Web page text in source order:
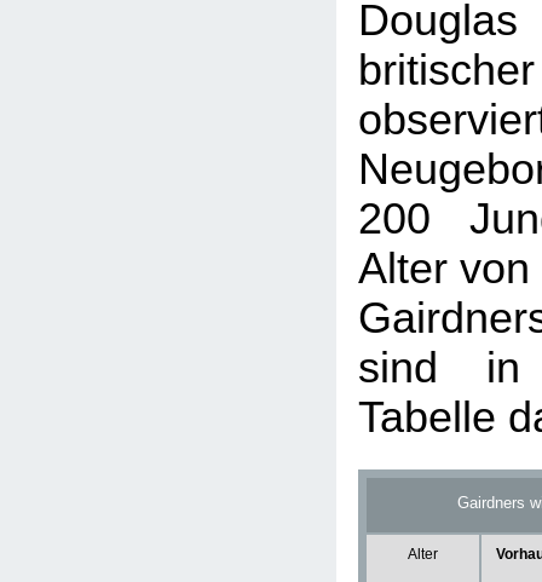
200
Alter
sind in
Tabelle
Gairdners
Alter